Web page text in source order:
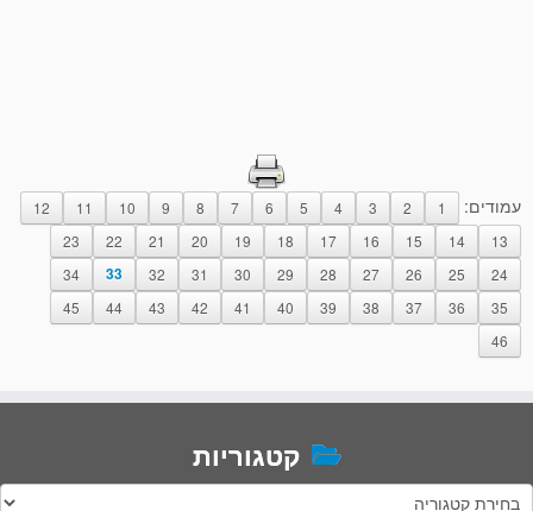
עמודים: 1
2
3
4
5
6
7
8
9
10
11
12
13
14
15
16
17
18
19
20
21
22
23
24
25
26
27
28
29
30
31
32
33
34
35
36
37
38
39
40
41
42
43
44
45
46
קטגוריות
קטגוריות